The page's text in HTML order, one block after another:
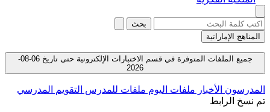
بحث
المناهج الإماراتية
جميع الملفات المتوفرة في قسم الاختبارات الإلكترونية حتى تاريخ 06-08-
2026
المدرسون الأخبار ملفات اليوم ملفات للمدرس التقويم المدرسي
تم نسخ الرابط